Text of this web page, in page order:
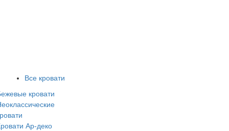
Все кровати
кровати
Ар-деко